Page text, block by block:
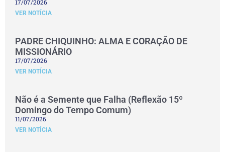
17/07/2026
VER NOTÍCIA
PADRE CHIQUINHO: ALMA E CORAÇÃO DE
MISSIONÁRIO
17/07/2026
VER NOTÍCIA
Não é a Semente que Falha (Reflexão 15º
Domingo do Tempo Comum)
11/07/2026
VER NOTÍCIA